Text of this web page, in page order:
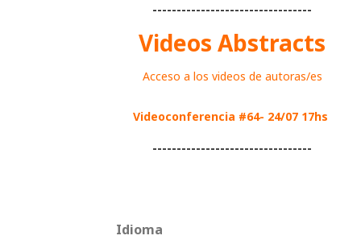
---------------------------------
Videos Abstracts
Acceso a los videos de autoras/es
Videoconferencia #64- 24/07 17hs
---------------------------------
Idioma